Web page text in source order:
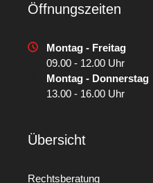
Öffnungszeiten
Montag - Freitag
09.00 - 12.00 Uhr
Montag - Donnerstag
13.00 - 16.00 Uhr
Übersicht
Rechtsberatung